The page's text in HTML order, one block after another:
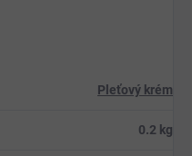
Pleťový krém
0.2 kg